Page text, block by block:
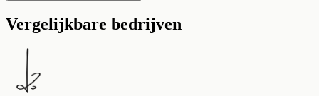
Vergelijkbare bedrijven